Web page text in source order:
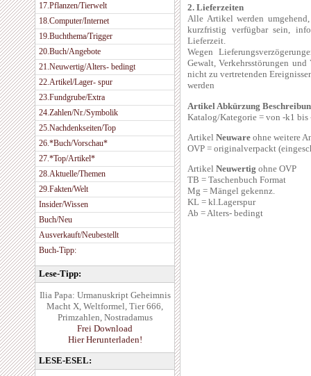
17.Pflanzen/Tierwelt
18.Computer/Internet
19.Buchthema/Trigger
20.Buch/Angebote
21.Neuwertig/Alters- bedingt
22.Artikel/Lager- spur
23.Fundgrube/Extra
24.Zahlen/Nr./Symbolik
25.Nachdenkseiten/Top
26.*Buch/Vorschau*
27.*Top/Artikel*
28.Aktuelle/Themen
29.Fakten/Welt
Insider/Wissen
Buch/Neu
Ausverkauft/Neubestellt
Buch-Tipp:
Lese-Tipp:
Ilia Papa: Urmanuskript Geheimnis
Macht X, Weltformel, Tier 666,
Primzahlen, Nostradamus
Frei Download
Hier Herunterladen!
LESE-ESEL:
2. Lieferzeiten
Alle Artikel werden
kurzfristig verfügbar sein,
Lieferzeit.
Wegen
Gewalt, Verkehrsstörungen
nicht zu vertretenden
werden
Artikel Abkürzung
Katalog/Kategorie = von -k1 bis
Artikel Neuware ohne weitere
OVP = originalverpackt
Artikel Neuwertig ohne OVP
TB = Taschenbuch Format
Mg = Mängel gekennz.
KL = kl.Lagerspur
Ab = Alters- bedingt